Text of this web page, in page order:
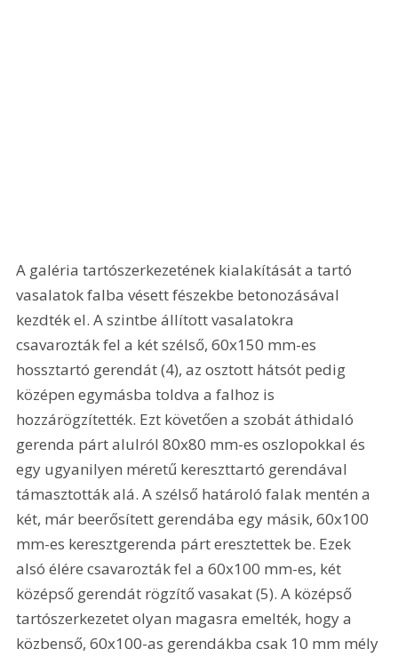
A galéria tartószerkezetének kialakítását a tartó
vasalatok falba vésett fészekbe betonozásával
kezdték el. A szintbe állított vasalatokra
csavarozták fel a két szélső, 60x150 mm-es
hossztartó gerendát (4), az osztott hátsót pedig
középen egymásba toldva a falhoz is
hozzárögzítették. Ezt követően a szobát áthidaló
gerenda párt alulról 80x80 mm-es oszlopokkal és
egy ugyanilyen méretű kereszttartó gerendával
támasztották alá. A szélső határoló falak mentén a
két, már beerősített gerendába egy másik, 60x100
mm-es keresztgerenda párt eresztettek be. Ezek
alsó élére csavarozták fel a 60x100 mm-es, két
középső gerendát rögzítő vasakat (5). A középső
tartószerkezetet olyan magasra emelték, hogy a
közbenső, 60x100-as gerendákba csak 10 mm mély